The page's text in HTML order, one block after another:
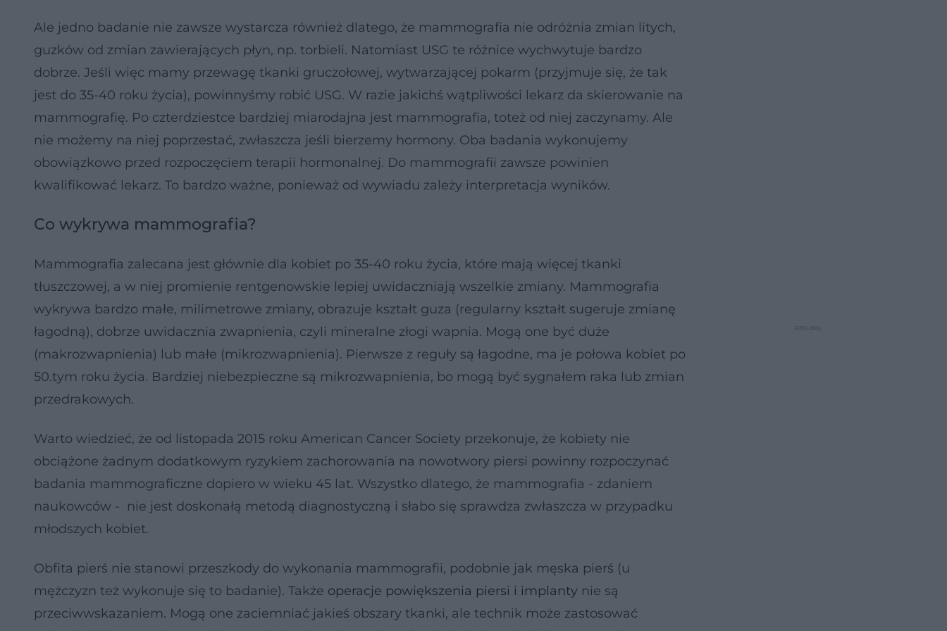
Ale jedno badanie nie zawsze wystarcza również dlatego, że mammografia nie odróżnia zmian litych,
guzków od zmian zawierających płyn, np. torbieli. Natomiast USG te różnice wychwytuje bardzo
dobrze. Jeśli więc mamy przewagę tkanki gruczołowej, wytwarzającej pokarm (przyjmuje się, że tak
jest do 35-40 roku życia), powinnyśmy robić USG. W razie jakichś wątpliwości lekarz da skierowanie na
mammografię. Po czterdziestce bardziej miarodajna jest mammografia, toteż od niej zaczynamy. Ale
nie możemy na niej poprzestać, zwłaszcza jeśli bierzemy hormony. Oba badania wykonujemy
obowiązkowo przed rozpoczęciem terapii hormonalnej. Do mammografii zawsze powinien
kwalifikować lekarz. To bardzo ważne, ponieważ od wywiadu zależy interpretacja wyników.
Co wykrywa mammografia?
Mammografia zalecana jest głównie dla kobiet po 35-40 roku życia, które mają więcej tkanki
tłuszczowej, a w niej promienie rentgenowskie lepiej uwidaczniają wszelkie zmiany. Mammografia
wykrywa bardzo małe, milimetrowe zmiany, obrazuje kształt guza (regularny kształt sugeruje zmianę
łagodną), dobrze uwidacznia zwapnienia, czyli mineralne złogi wapnia. Mogą one być duże
(makrozwapnienia) lub małe (mikrozwapnienia). Pierwsze z reguły są łagodne, ma je połowa kobiet po
50.tym roku życia. Bardziej niebezpieczne są mikrozwapnienia, bo mogą być sygnałem raka lub zmian
przedrakowych.
Warto wiedzieć, że od listopada 2015 roku American Cancer Society przekonuje, że kobiety nie
obciążone żadnym dodatkowym ryzykiem zachorowania na nowotwory piersi powinny rozpoczynać
badania mammograficzne dopiero w wieku 45 lat. Wszystko dlatego, że mammografia - zdaniem
naukowców - nie jest doskonałą metodą diagnostyczną i słabo się sprawdza zwłaszcza w przypadku
młodszych kobiet.
Obfita pierś nie stanowi przeszkody do wykonania mammografii, podobnie jak męska pierś (u
mężczyzn też wykonuje się to badanie). Także operacje powiększenia piersi i implanty nie są
przeciwwskazaniem. Mogą one zaciemniać jakieś obszary tkanki, ale technik może zastosować